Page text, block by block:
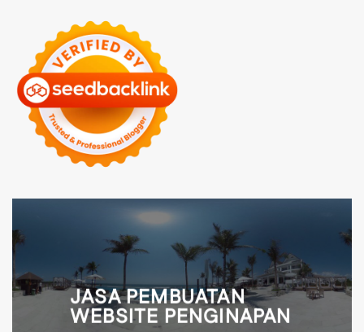
JASA PEMBUATAN
WEBSITE PENGINAPAN